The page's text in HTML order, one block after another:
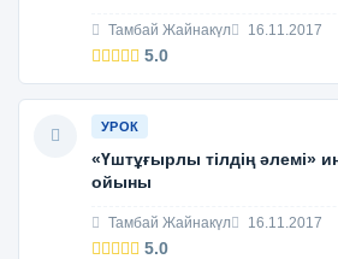
Тамбай Жайнакүл 16.11.2017
5.0
УРОК
«Үштұғырлы тілдің әлемі»
ойыны
Тамбай Жайнакүл 16.11.2017
5.0